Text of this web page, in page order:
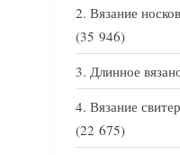
Вязание
(35 946)
Длинное
Вязание
(22 675)